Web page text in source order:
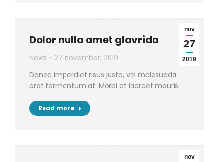
nov
27
2019
Dolor nulla amet glavrida
News
27 november, 2019
Donec imperdiet risus justo, vel malesuada
erat fermentum at. Morbi at laoreet mauris.
Read more
nov